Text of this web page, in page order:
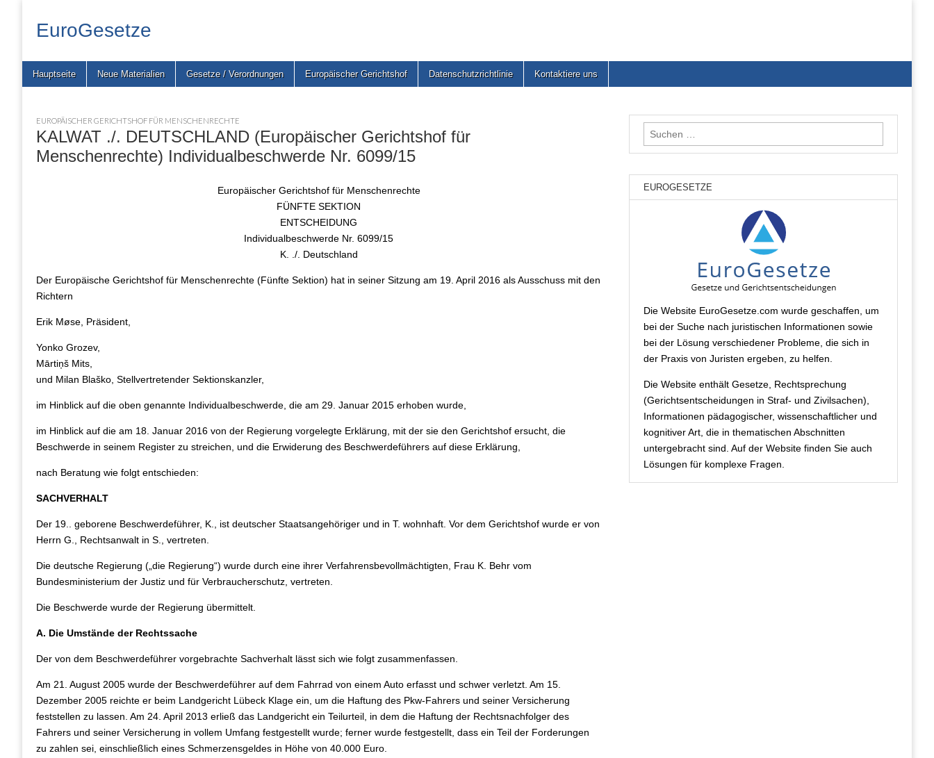
EuroGesetze
Main
menu
Skip
Hauptseite Neue Materialien Gesetze / Verordnungen Europäischer Gerichtshof Datenschutzrichtlinie Kontaktiere uns
EUROPÄISCHER GERICHTSHOF FÜR MENSCHENRECHTE
KALWAT ./. DEUTSCHLAND (Europäischer Gerichtshof für
Menschenrechte) Individualbeschwerde Nr. 6099/15
Europäischer Gerichtshof für Menschenrechte
FÜNFTE SEKTION
ENTSCHEIDUNG
Individualbeschwerde Nr. 6099/15
K. ./. Deutschland
Der Europäische Gerichtshof für Menschenrechte (Fünfte Sektion) hat in seiner Sitzung am 19. April 2016 als Ausschuss mit den
Richtern
Erik Møse, Präsident,
Yonko Grozev,
Mārtiņš Mits,
und Milan Blaško, Stellvertretender Sektionskanzler,
im Hinblick auf die oben genannte Individualbeschwerde, die am 29. Januar 2015 erhoben wurde,
im Hinblick auf die am 18. Januar 2016 von der Regierung vorgelegte Erklärung, mit der sie den Gerichtshof ersucht, die
Beschwerde in seinem Register zu streichen, und die Erwiderung des Beschwerdeführers auf diese Erklärung,
nach Beratung wie folgt entschieden:
SACHVERHALT
Der 19.. geborene Beschwerdeführer, K., ist deutscher Staatsangehöriger und in T. wohnhaft. Vor dem Gerichtshof wurde er von
Herrn G., Rechtsanwalt in S., vertreten.
Die deutsche Regierung („die Regierung“) wurde durch eine ihrer Verfahrensbevollmächtigten, Frau K. Behr vom
Bundesministerium der Justiz und für Verbraucherschutz, vertreten.
Die Beschwerde wurde der Regierung übermittelt.
A. Die Umstände der Rechtssache
Der von dem Beschwerdeführer vorgebrachte Sachverhalt lässt sich wie folgt zusammenfassen.
Am 21. August 2005 wurde der Beschwerdeführer auf dem Fahrrad von einem Auto erfasst und schwer verletzt. Am 15.
Dezember 2005 reichte er beim Landgericht Lübeck Klage ein, um die Haftung des Pkw-Fahrers und seiner Versicherung
feststellen zu lassen. Am 24. April 2013 erließ das Landgericht ein Teilurteil, in dem die Haftung der Rechtsnachfolger des
Fahrers und seiner Versicherung in vollem Umfang festgestellt wurde; ferner wurde festgestellt, dass ein Teil der Forderungen
zu zahlen sei, einschließlich eines Schmerzensgeldes in Höhe von 40.000 Euro.
Suchen
nach:
EUROGESETZE
Die Website EuroGesetze.com wurde geschaffen, um
bei der Suche nach juristischen Informationen sowie
bei der Lösung verschiedener Probleme, die sich in
der Praxis von Juristen ergeben, zu helfen.
Die Website enthält Gesetze, Rechtsprechung
(Gerichtsentscheidungen in Straf- und Zivilsachen),
Informationen pädagogischer, wissenschaftlicher und
kognitiver Art, die in thematischen Abschnitten
untergebracht sind. Auf der Website finden Sie auch
Lösungen für komplexe Fragen.